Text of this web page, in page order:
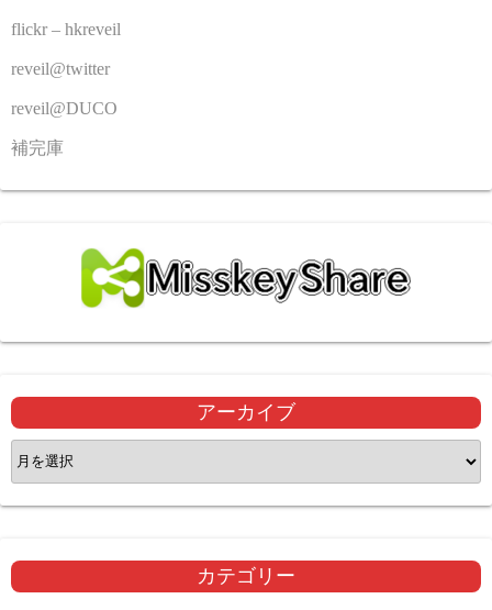
flickr – hkreveil
reveil@twitter
reveil@DUCO
補完庫
アーカイブ
ア
ー
カ
ブ
カテゴリー